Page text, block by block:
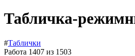
Табличка-
#Таблички
Работа 1407 из 1503